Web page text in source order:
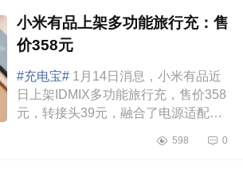
小米有品上架多功能旅行充：售
价358元
#充电宝# 1月14日消息，小米有品近
日上架IDMIX多功能旅行充，售价358
元，转接头39元，融合了电源适配
可以选配英规、欧规、澳规转接头。
598 0